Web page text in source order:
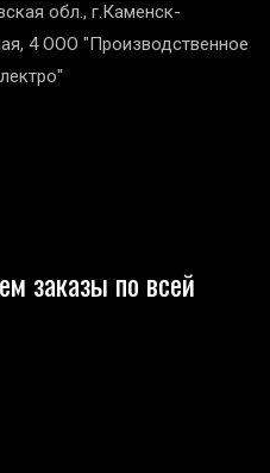
обл., г.Каменск-
4 ООО "Производственное
заказы по всей